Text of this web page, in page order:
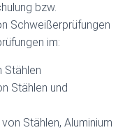
L
bzw.
Schweißerprüfungen
im:
Stählen
Stählen und
Stählen, Aluminium